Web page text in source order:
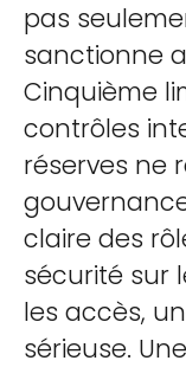
pas
sanctionne
Cinquième
contrôles
réserves ne
claire des
sécurité sur
les accès,
sérieuse.